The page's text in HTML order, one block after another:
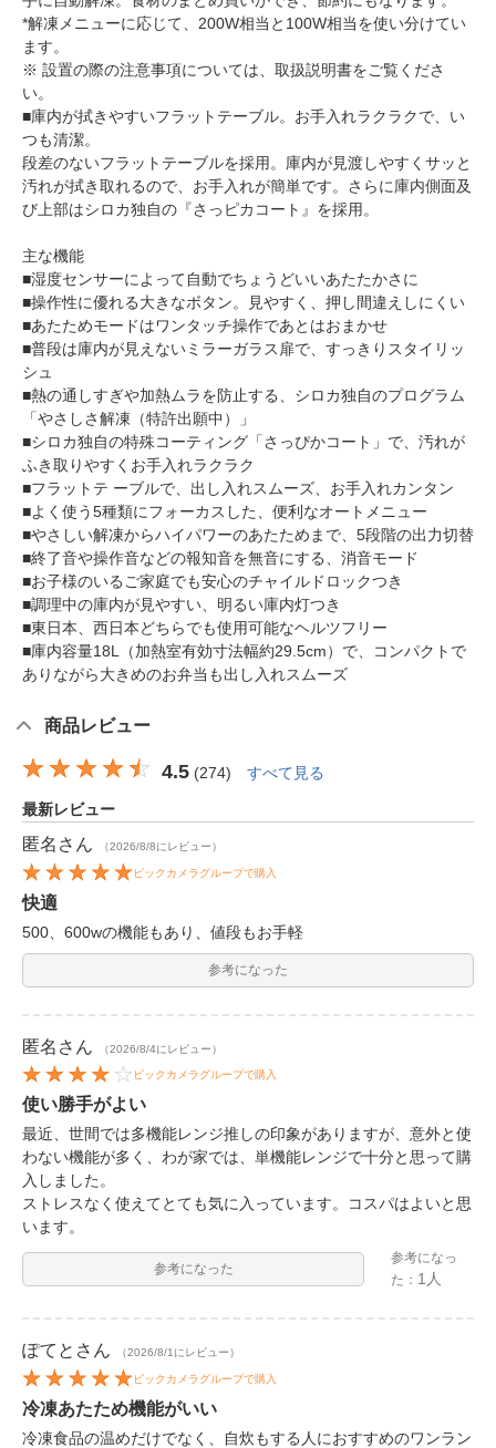
*解凍メニューに応じて、200W相当と100W相当を使い分けてい
ます。
※ 設置の際の注意事項については、取扱説明書をご覧くださ
い。
■庫内が拭きやすいフラットテーブル。お手入れラクラクで、い
つも清潔。
段差のないフラットテーブルを採用。庫内が見渡しやすくサッと
汚れが拭き取れるので、お手入れが簡単です。さらに庫内側面及
び上部はシロカ独自の『さっピカコート』を採用。
主な機能
■湿度センサーによって自動でちょうどいいあたたかさに
■操作性に優れる大きなボタン。見やすく、押し間違えしにくい
■あたためモードはワンタッチ操作であとはおまかせ
■普段は庫内が見えないミラーガラス扉で、すっきりスタイリッ
シュ
■熱の通しすぎや加熱ムラを防止する、シロカ独自のプログラム
「やさしさ解凍（特許出願中）」
■シロカ独自の特殊コーティング「さっぴかコート」で、汚れが
ふき取りやすくお手入れラクラク
■フラットテ ーブルで、出し入れスムーズ、お手入れカンタン
■よく使う5種類にフォーカスした、便利なオートメニュー
■やさしい解凍からハイパワーのあたためまで、5段階の出力切替
■終了音や操作音などの報知音を無音にする、消音モード
■お子様のいるご家庭でも安心のチャイルドロックつき
■調理中の庫内が見やすい、明るい庫内灯つき
■東日本、西日本どちらでも使用可能なヘルツフリー
■庫内容量18L（加熱室有効寸法幅約29.5cm）で、コンパクトで
ありながら大きめのお弁当も出し入れスムーズ
商品レビュー
4.5 (274) すべて見る
最新レビュー
匿名 さん （2026/8/8にレビュー）
ビックカメラグループで購入
快適
500、600wの機能もあり、値段もお手軽
参考になった
匿名 さん （2026/8/4にレビュー）
ビックカメラグループで購入
使い勝手がよい
最近、世間では多機能レンジ推しの印象がありますが、意外と使
わない機能が多く、わが家では、単機能レンジで十分と思って購
入しました。
ストレスなく使えてとても気に入っています。コスパはよいと思
います。
参考になった
参考になっ
た： 1人
ぽてと さん （2026/8/1にレビュー）
ビックカメラグループで購入
冷凍あたため機能がいい
冷凍食品の温めだけでなく、自炊もする人におすすめのワンラン